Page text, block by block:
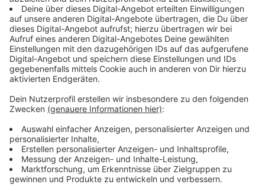
Immer auf dem Laufenden
bleiben!
Verpass' nichts mehr - mit unserem kostenlosen
ANTENNE BAYERN Newsletter. Ob Nachrichten,
Lifestyle oder unsere neuesten Aktionen - wir
informieren dich.
Zum Newsletter anmelden